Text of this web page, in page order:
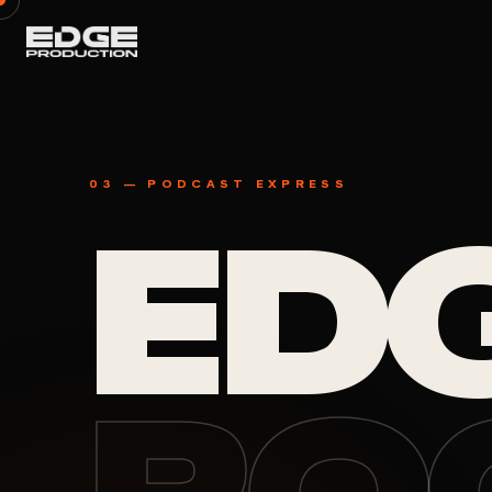
03 — PODCAST EXPRESS